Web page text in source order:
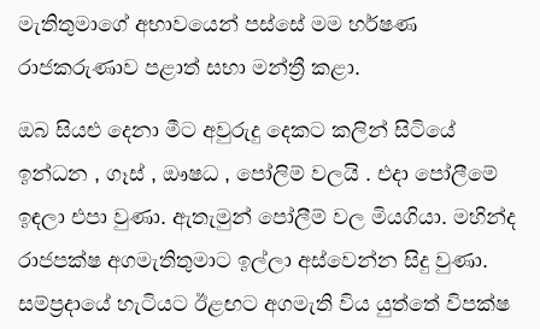
මැතිතුමාගේ අභාවයෙන් පස්සේ මම හර්ෂණ
රාජකරුණාව පළාත් සභා මන්ත්‍රී කළා.
ඔබ සියළු දෙනා මීට අවුරුදු දෙකට කලින් සිටියේ
ඉන්ධන , ගෑස් , ඖෂධ , පෝලිම් වලයි . එදා පෝලීමේ
ඉඳලා එපා වුණා. ඇතැමුන් පෝලීම් වල මියගියා. මහින්ද
රාජපක්ෂ අගමැතිතුමාට ඉල්ලා අස්වෙන්න සිදු වුණා.
සම්ප්‍රදායේ හැටියට ඊළඟට අගමැති විය යුත්තේ විපක්ෂ